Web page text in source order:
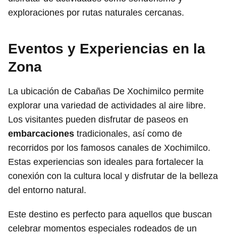
exploraciones por rutas naturales cercanas.
Eventos y Experiencias en la
Zona
La ubicación de Cabañas De Xochimilco permite
explorar una variedad de actividades al aire libre.
Los visitantes pueden disfrutar de paseos en
embarcaciones tradicionales, así como de
recorridos por los famosos canales de Xochimilco.
Estas experiencias son ideales para fortalecer la
conexión con la cultura local y disfrutar de la belleza
del entorno natural.
Este destino es perfecto para aquellos que buscan
celebrar momentos especiales rodeados de un